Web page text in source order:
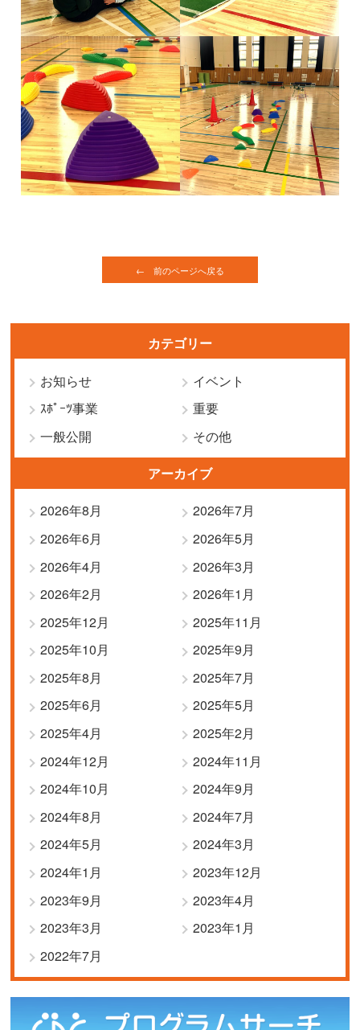
← 前のページへ戻る
カテゴリー
お知らせ
イベント
ｽﾎﾟｰﾂ事業
重要
一般公開
その他
アーカイブ
2026年8月
2026年7月
2026年6月
2026年5月
2026年4月
2026年3月
2026年2月
2026年1月
2025年12月
2025年11月
2025年10月
2025年9月
2025年8月
2025年7月
2025年6月
2025年5月
2025年4月
2025年2月
2024年12月
2024年11月
2024年10月
2024年9月
2024年8月
2024年7月
2024年5月
2024年3月
2024年1月
2023年12月
2023年9月
2023年4月
2023年3月
2023年1月
2022年7月